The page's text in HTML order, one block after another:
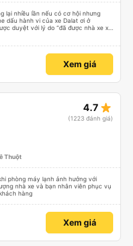
lại nhiều lần nếu có cơ hội nhưng
dấu hành vi của xe Dalat ơi ở
duyệt với lý do “đã được nhà xe xử
hàng và trải nghiệm của tôi lại nói là
tảng về trải nghiệm của tôi cả về
Xem giá
4.7 star_rate
(1223 đánh giá)
Thuột
phòng máy lạnh ảnh hưởng với
hàng
Xem giá